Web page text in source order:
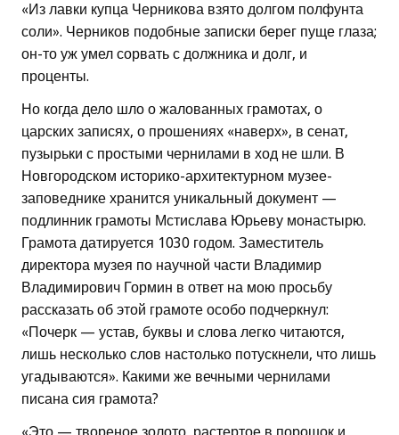
«Из лавки купца Черникова взято долгом полфунта
соли». Черников подобные записки берег пуще глаза;
он-то уж умел сорвать с должника и долг, и
проценты.
Но когда дело шло о жалованных грамотах, о
царских записях, о прошениях «наверх», в сенат,
пузырьки с простыми чернилами в ход не шли. В
Новгородском историко-архитектурном музее-
заповеднике хранится уникальный документ —
подлинник грамоты Мстислава Юрьеву монастырю.
Грамота датируется 1030 годом. Заместитель
директора музея по научной части Владимир
Владимирович Гормин в ответ на мою просьбу
рассказать об этой грамоте особо подчеркнул:
«Почерк — устав, буквы и слова легко читаются,
лишь несколько слов настолько потускнели, что лишь
угадываются». Какими же вечными чернилами
писана сия грамота?